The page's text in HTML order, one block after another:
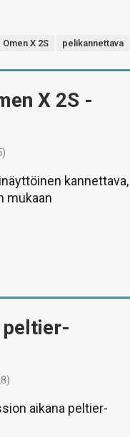
Omen X 2S pelikannettava
X 2S -
kannettava,
mukaan
peltier-
aikana peltier-